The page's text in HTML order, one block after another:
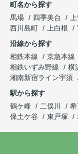
町名から探す
馬場
四季美台
西川島町
上白根
沿線から探す
相鉄本線
京急本線
相鉄いずみ野線
横
湘南新宿ライン宇須
駅から探す
鶴ケ峰
二俣川
保土ケ谷
東戸塚